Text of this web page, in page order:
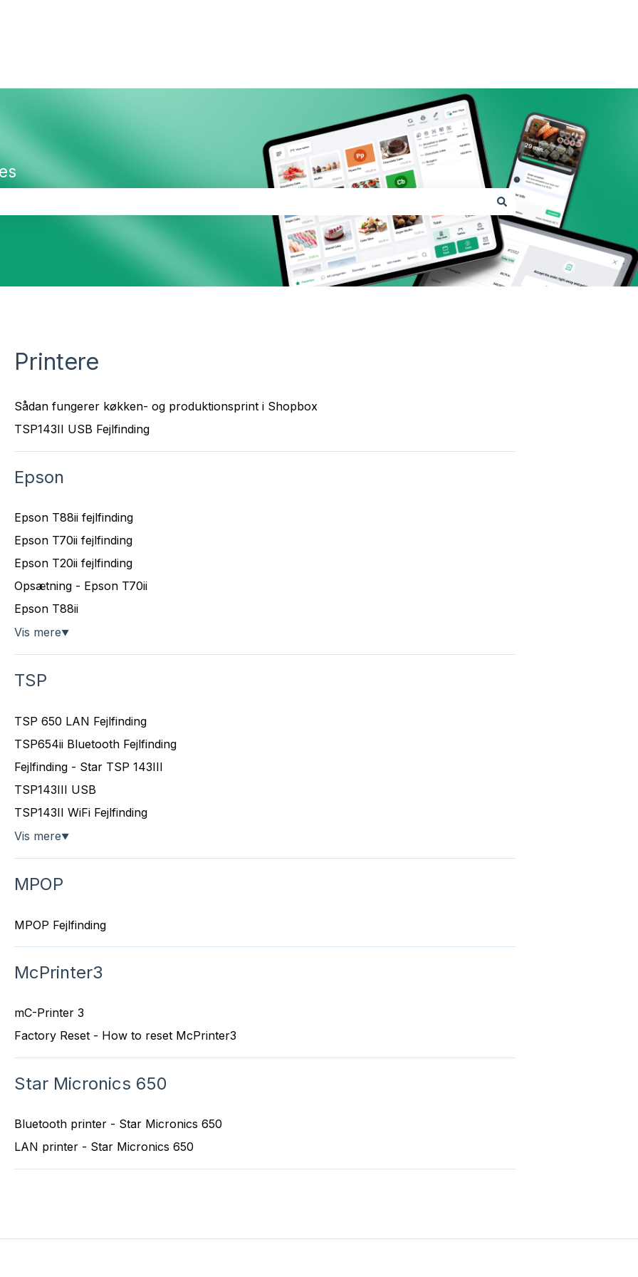
Printere
Sådan fungerer køkken- og produktionsprint i Shopbox
TSP143II USB Fejlfinding
Epson
Epson T88ii fejlfinding
Epson T70ii fejlfinding
Epson T20ii fejlfinding
Opsætning - Epson T70ii
Epson T88ii
Vis mere▼
TSP
TSP 650 LAN Fejlfinding
TSP654ii Bluetooth Fejlfinding
Fejlfinding - Star TSP 143III
TSP143III USB
TSP143II WiFi Fejlfinding
Vis mere▼
MPOP
MPOP Fejlfinding
McPrinter3
mC-Printer 3
Factory Reset - How to reset McPrinter3
Star Micronics 650
Bluetooth printer - Star Micronics 650
LAN printer - Star Micronics 650